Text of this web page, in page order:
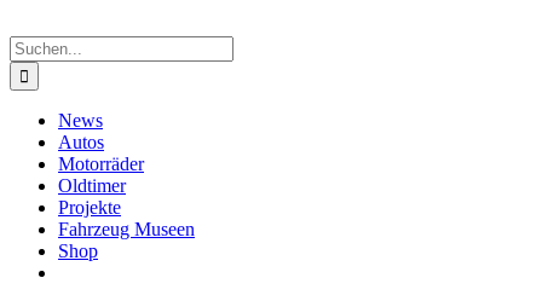
Suche
nach:
News
Autos
Motorräder
Oldtimer
Projekte
Fahrzeug Museen
Shop